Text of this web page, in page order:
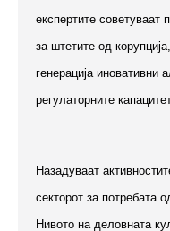
експертите советуваат
за штетите од
генерација иновативни
регулаторните
Назадуваат
секторот за потребата
Нивото на деловната